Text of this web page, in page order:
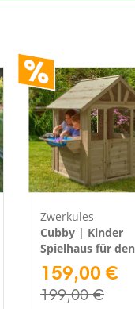
Zwerkules
Cubby | Kinder
Spielhaus für den
Garten | inkl.
Spielküche | Holz
159,00 €
199,00 €